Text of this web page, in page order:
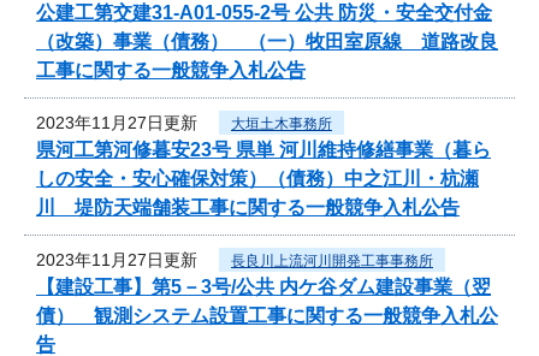
公建工第交建31-A01-055-2号 公共 防災・安全交付金
（改築）事業（債務） （一）牧田室原線 道路改良
工事に関する一般競争入札公告
2023年11月27日更新 大垣土木事務所
県河工第河修暮安23号 県単 河川維持修繕事業（暮ら
しの安全・安心確保対策）（債務）中之江川・杭瀬
川 堤防天端舗装工事に関する一般競争入札公告
2023年11月27日更新 長良川上流河川開発工事事務所
【建設工事】第5－3号/公共 内ケ谷ダム建設事業（翌
債） 観測システム設置工事に関する一般競争入札公
告